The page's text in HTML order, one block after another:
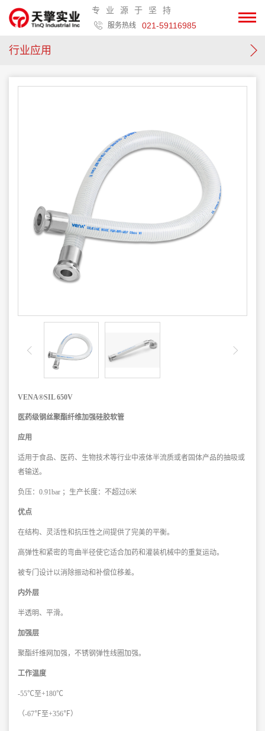
专业源于坚持
服务热线 021-59116985
行业应用
VENA®SIL 650V
医药级钢丝聚酯纤维加强硅胶软管
应用
适用于食品、医药、生物技术等行业中液体半流质或者固体产品的抽吸或
者输送。
负压：0.91bar ；生产长度：不超过6米
优点
在结构、灵活性和抗压性之间提供了完美的平衡。
高弹性和紧密的弯曲半径使它适合加药和灌装机械中的重复运动。
被专门设计以消除振动和补偿位移差。
内外层
半透明、平滑。
加强层
聚酯纤维网加强， 不锈钢弹性线圈加强。
工作温度
-55℃至+180℃
（-67℉至+356℉）